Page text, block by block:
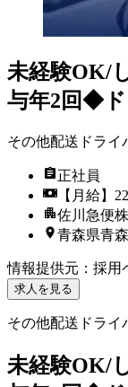
未経験OK/
与年2回◆
その他配送ドライ
正社員
【月給】
佐川急便
青森県青
情報提供元 ： 採用
求人を見る
その他配送ドライ
未経験OK/